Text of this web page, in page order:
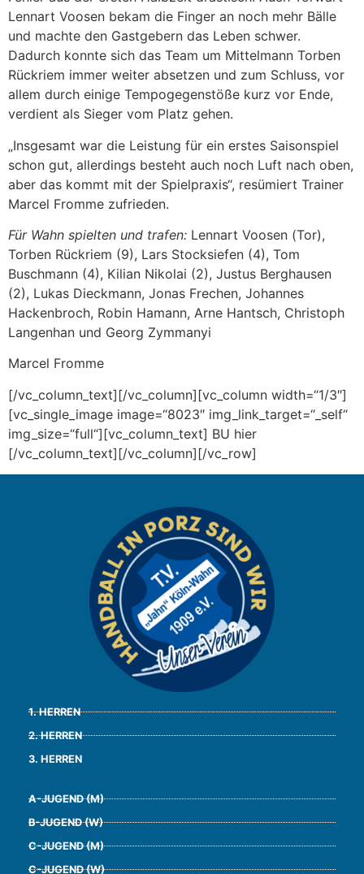
Lennart Voosen bekam die Finger an noch mehr Bälle
und machte den Gastgebern das Leben schwer.
Dadurch konnte sich das Team um Mittelmann Torben
Rückriem immer weiter absetzen und zum Schluss, vor
allem durch einige Tempogegenstöße kurz vor Ende,
verdient als Sieger vom Platz gehen.
„Insgesamt war die Leistung für ein erstes Saisonspiel
schon gut, allerdings besteht auch noch Luft nach oben,
aber das kommt mit der Spielpraxis“, resümiert Trainer
Marcel Fromme zufrieden.
Für Wahn spielten und trafen: Lennart Voosen (Tor),
Torben Rückriem (9), Lars Stocksiefen (4), Tom
Buschmann (4), Kilian Nikolai (2), Justus Berghausen
(2), Lukas Dieckmann, Jonas Frechen, Johannes
Hackenbroch, Robin Hamann, Arne Hantsch, Christoph
Langenhan und Georg Zymmanyi
Marcel Fromme
[/vc_column_text][/vc_column][vc_column width=“1/3″]
[vc_single_image image=“8023″ img_link_target=“_self“
img_size=“full“][vc_column_text] BU hier
[/vc_column_text][/vc_column][/vc_row]
1. HERREN
2. HERREN
3. HERREN
A-JUGEND (M)
B-JUGEND (W)
C-JUGEND (M)
C-JUGEND (W)